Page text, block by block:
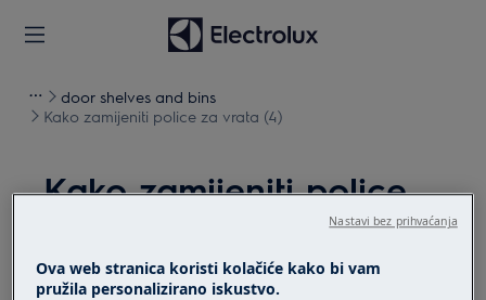
door shelves and bins
Kako zamijeniti police za vrata (4)
Kako zamijeniti police
Rješenje
Ova web stranica koristi kolačiće kako bi vam
pružila personalizirano iskustvo.
Nastavi bez prihvaćanja